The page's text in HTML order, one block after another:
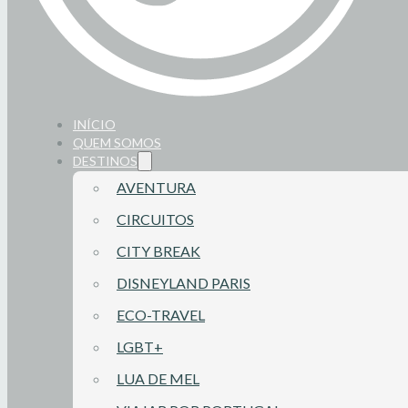
INÍCIO
QUEM SOMOS
DESTINOS
AVENTURA
CIRCUITOS
CITY BREAK
DISNEYLAND PARIS
ECO-TRAVEL
LGBT+
LUA DE MEL